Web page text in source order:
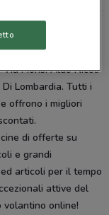
in Via Portico 71
Settembre 14-16
Via Brusaporto
Mons. Aldo Nicoli
Lombardia. Tutti i
offrono i migliori
di offerte su
e grandi
articoli per il tempo
attive del
volantino online!